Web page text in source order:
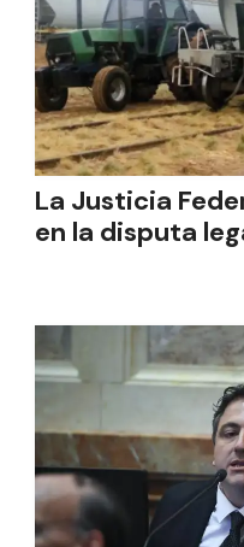
La Justicia
en la disputa